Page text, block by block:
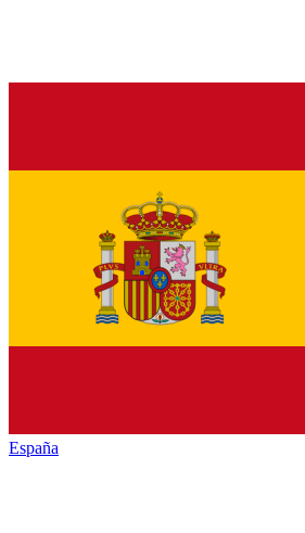
España